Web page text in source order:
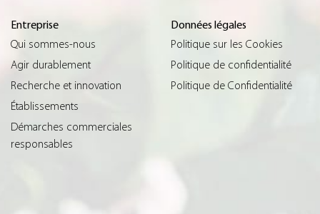
Entreprise
Qui sommes-nous
Agir durablement
Recherche et innovation
Établissements
Démarches commerciales
responsables
Données légales
Politique sur les Cookies
Politique de confidentialité
Politique de Confidentialité